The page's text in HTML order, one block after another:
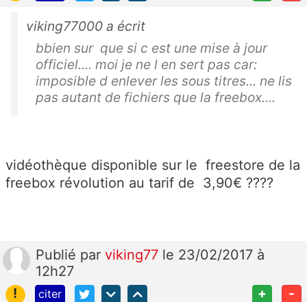
viking77000 a écrit
bbien sur que si c est une mise à jour
officiel.... moi je ne l en sert pas car:
imposible d enlever les sous titres... ne lis
pas autant de fichiers que la freebox....
vidéothèque disponible sur le freestore de la
freebox révolution au tarif de 3,90€ ????
Publié par viking77 le 23/02/2017 à
12h27
!
citer + -